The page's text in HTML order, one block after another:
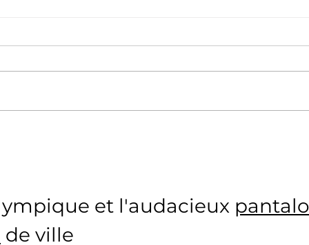
et l'audacieux
de ville